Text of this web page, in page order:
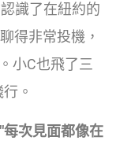
識了在紐約的
得非常投機，
小C也飛了三
。
"每次見面都像在